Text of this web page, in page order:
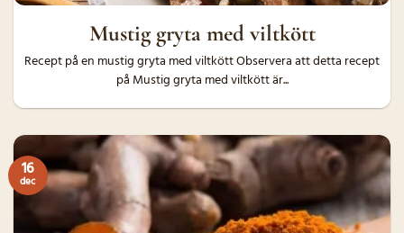
Mustig gryta med viltkött
Recept på en mustig gryta med viltkött Observera att detta recept
på Mustig gryta med viltkött är...
16
dec